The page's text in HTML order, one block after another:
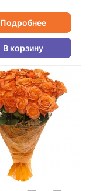
Подробнее
В корзину